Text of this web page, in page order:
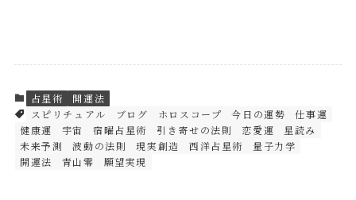
占星術
開運法
スピリチュアル
ブログ ホロスコープ 今日の運勢
仕事運
健康運
宇宙 宿曜占星術 引き寄せの法則 恋愛運
星読み
未来予測
波動の法則 現実創造 西洋占星術
量子力学
開運法
青山零 願望実現